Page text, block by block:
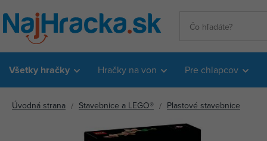
Všetky hračky Hračky na von Pre chlapcov
Úvodná strana Stavebnice a LEGO® Plastové stavebnice